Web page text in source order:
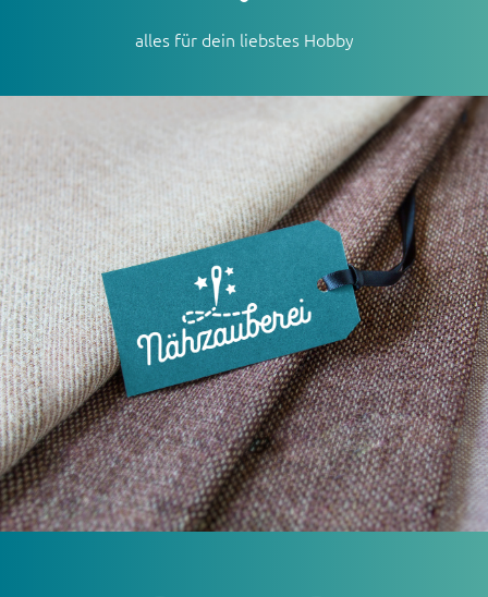
alles für dein liebstes Hobby